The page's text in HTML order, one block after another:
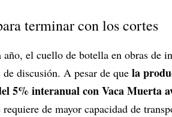
terminar con los cortes
año, el cuello de botella en obras de
de discusión. A pesar de que la
5% interanual con Vaca Muerta
de mayor capacidad de